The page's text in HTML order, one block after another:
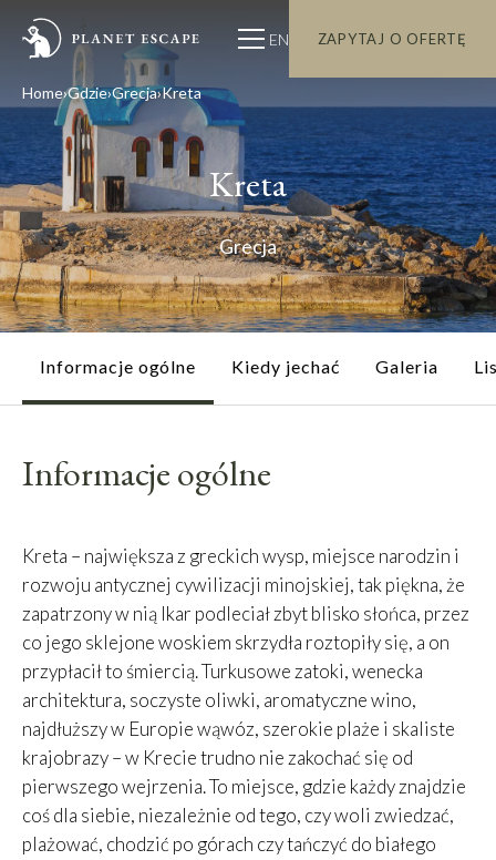
EN ZAPYTAJ O OFERTĘ
Home Gdzie Grecja Kreta
Kreta
Grecja
Informacje ogólne Kiedy jechać Galeria
Informacje ogólne
Kreta – największa z greckich wysp, miejsce narodzin i
rozwoju antycznej cywilizacji minojskiej, tak piękna, że
zapatrzony w nią Ikar podleciał zbyt blisko słońca, przez
co jego sklejone woskiem skrzydła roztopiły się, a on
przypłacił to śmiercią. Turkusowe zatoki, wenecka
architektura, soczyste oliwki, aromatyczne wino,
najdłuższy w Europie wąwóz, szerokie plaże i skaliste
krajobrazy – w Krecie trudno nie zakochać się od
pierwszego wejrzenia. To miejsce, gdzie każdy znajdzie
coś dla siebie, niezależnie od tego, czy woli zwiedzać,
plażować, chodzić po górach czy tańczyć do białego